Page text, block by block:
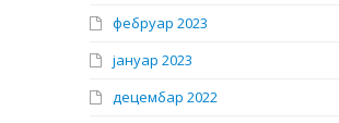
фебруар 2023
јануар 2023
децембар 2022